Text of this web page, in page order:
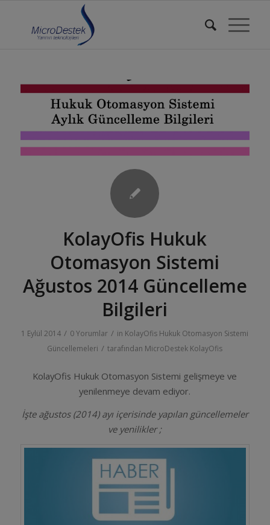
KolayOfis Hukuk
Otomasyon Sistemi
Ağustos 2014 Güncelleme
Bilgileri
1 Eylül 2014 / 0 Yorumlar / in KolayOfis Hukuk Otomasyon Sistemi
Güncellemeleri / tarafından MicroDestek KolayOfis
KolayOfis Hukuk Otomasyon Sistemi gelişmeye ve
yenilenmeye devam ediyor.
İşte ağustos (2014) ayı içerisinde yapılan güncellemeler
ve yenilikler ;